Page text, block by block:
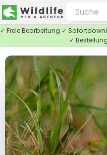
✓ Freie Bearbeitung ✓
✓